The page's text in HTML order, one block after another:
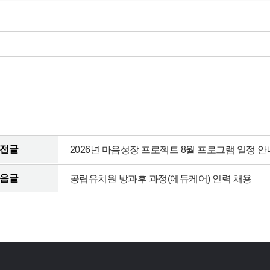
글 2026년 마음성장 프로젝트 8월 프로그램 일정 안
글 공립유치원 방과후 과정(에듀케어) 인력 채용